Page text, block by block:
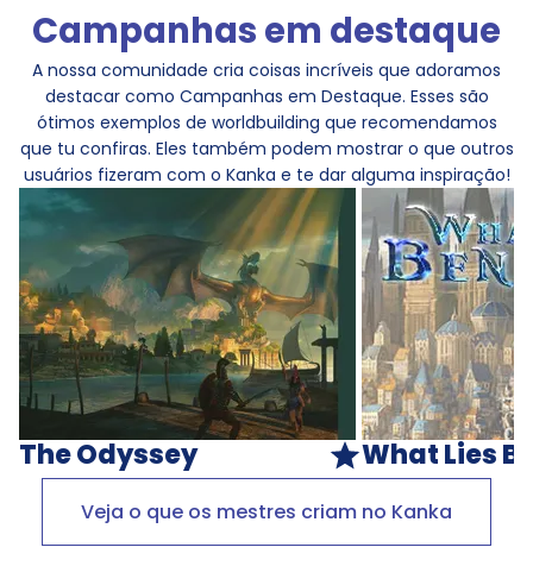
Campanhas em destaque
A nossa comunidade cria coisas incríveis que adoramos
destacar como Campanhas em Destaque. Esses são
ótimos exemplos de worldbuilding que recomendamos
que tu confiras. Eles também podem mostrar o que outros
usuários fizeram com o Kanka e te dar alguma inspiração!
The Odyssey What Lies
Veja o que os mestres criam no Kanka